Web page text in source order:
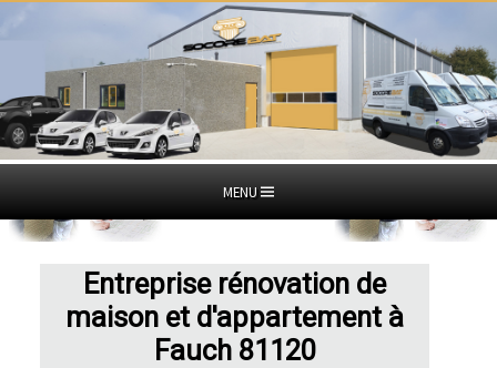
MENU
Entreprise rénovation de
maison et d'appartement à
Fauch 81120